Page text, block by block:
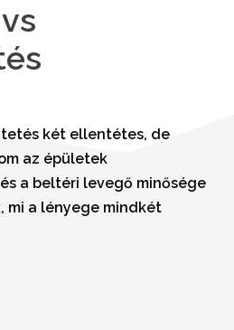
két ellentétes, de
az épületek
a beltéri levegő minősége
mi a lényege mindkét